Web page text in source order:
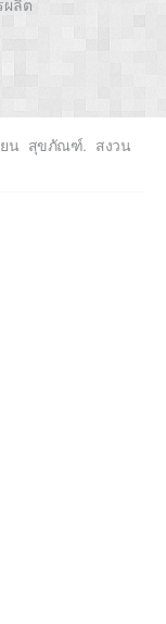
ผลิต
ยน สุขภัณฑ์. สงวน